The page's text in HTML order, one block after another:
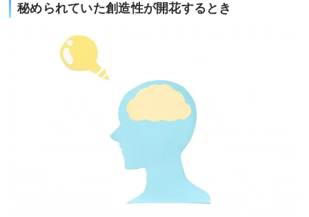
秘められていた創造性が開花するとき